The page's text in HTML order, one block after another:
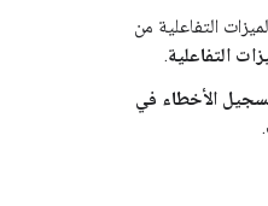
التفاعلية من
التفاعلية.
الأخطاء في
.